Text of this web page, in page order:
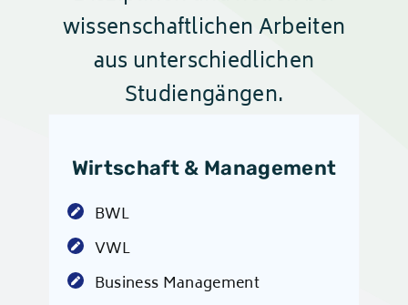
wissenschaftlichen Arbeiten
aus unterschiedlichen
Studiengängen.
Wirtschaft & Management
BWL
VWL
Business Management